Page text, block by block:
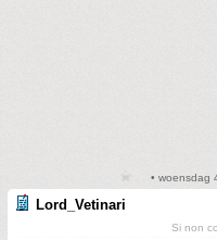
• woensdag
Lord_Vetinari
Si non